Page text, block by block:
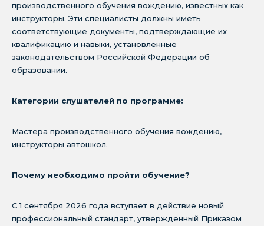
производственного обучения вождению, известных как
инструкторы. Эти специалисты должны иметь
соответствующие документы, подтверждающие их
квалификацию и навыки, установленные
законодательством Российской Федерации об
образовании.
Категории слушателей по программе:
Мастера производственного обучения вождению,
инструкторы автошкол.
Почему необходимо пройти обучение?
С 1 сентября 2026 года вступает в действие новый
профессиональный стандарт, утвержденный Приказом